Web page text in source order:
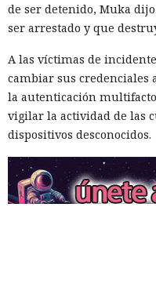
de ser detenido, Muka
ser arrestado y que
A las víctimas de
cambiar sus
la autenticación
vigilar la actividad de las
dispositivos desconocidos.